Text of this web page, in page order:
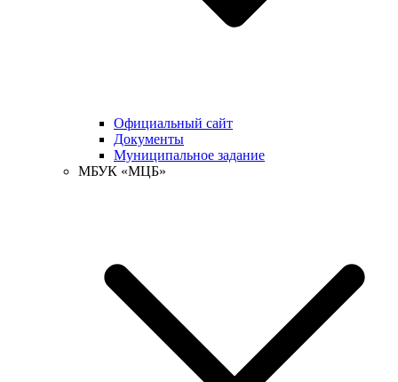
Официальный сайт
Документы
Муниципальное задание
МБУК «МЦБ»